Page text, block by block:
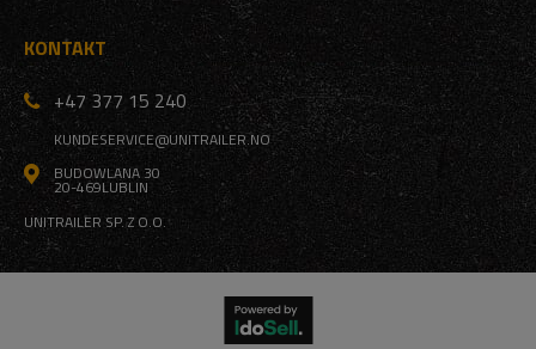
KONTAKT
+47 377 15 240
KUNDESERVICE@UNITRAILER.NO
BUDOWLANA 30
20-469LUBLIN
UNITRAILER SP. Z O.O.